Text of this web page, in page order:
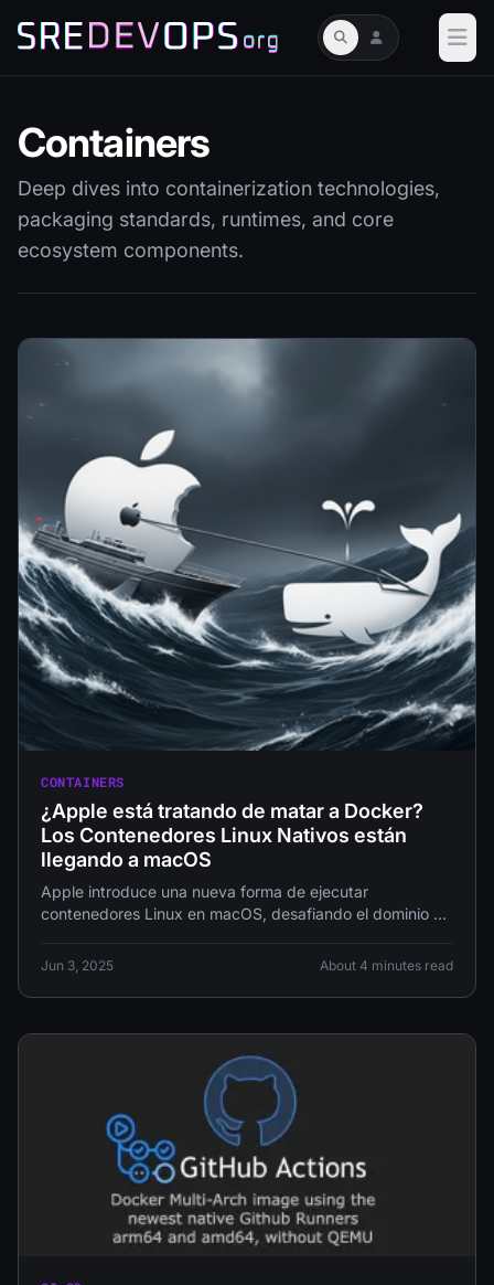
Containers
Deep dives into containerization technologies,
packaging standards, runtimes, and core
ecosystem components.
CONTAINERS
¿Apple está tratando de matar a Docker?
Los Contenedores Linux Nativos están
llegando a macOS
Apple introduce una nueva forma de ejecutar
contenedores Linux en macOS, desafiando el dominio de
el futuro de la contenerización.
Jun 3, 2025 About 4 minutes read